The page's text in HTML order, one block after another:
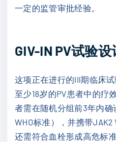
一定的监管审批经验。
GIV-IN PV试验
这项正在进行的III期临床
至少18岁的PV患者中的疗
者需在随机分组前3年内确
WHO标准），并携带JAK2
还需符合血栓形成高危标